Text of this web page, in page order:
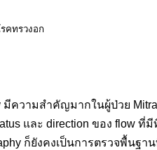
คทรวงอก
มีความสำคัญมากในผู้ป่วย
และ direction ของ flow
ก็ยังคงเป็นการตรวจพื้นฐ